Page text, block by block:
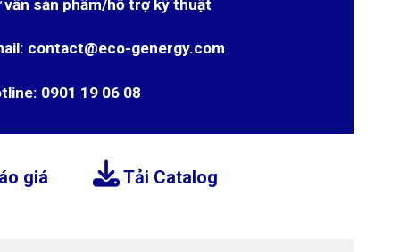
vấn sản phẩm/hỗ trợ kỹ thuật
contact@eco-genergy.com
0901 19 06 08
giá Tải Catalog